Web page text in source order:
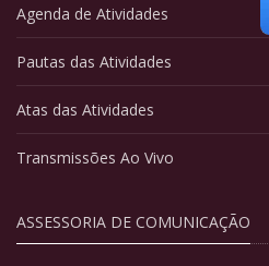
Agenda de Atividades
Pautas das Atividades
Atas das Atividades
Transmissões Ao Vivo
ASSESSORIA DE COMUNICAÇÃO